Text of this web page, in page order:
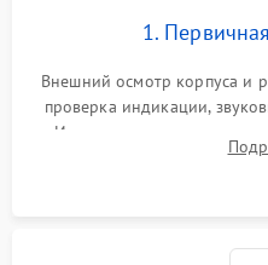
1.
Внешний осмотр корпуса и
проверка индикации,
Измерение входного и
реакции ИБП на